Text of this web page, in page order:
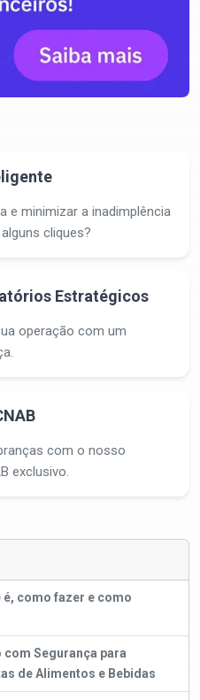
e minimizar a inadimplência
cliques?
Estratégicos
operação com um
com o nosso
exclusivo.
é, como fazer e como
Segurança para
de Alimentos e Bebidas